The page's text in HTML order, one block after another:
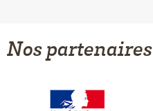
Nos partenaires